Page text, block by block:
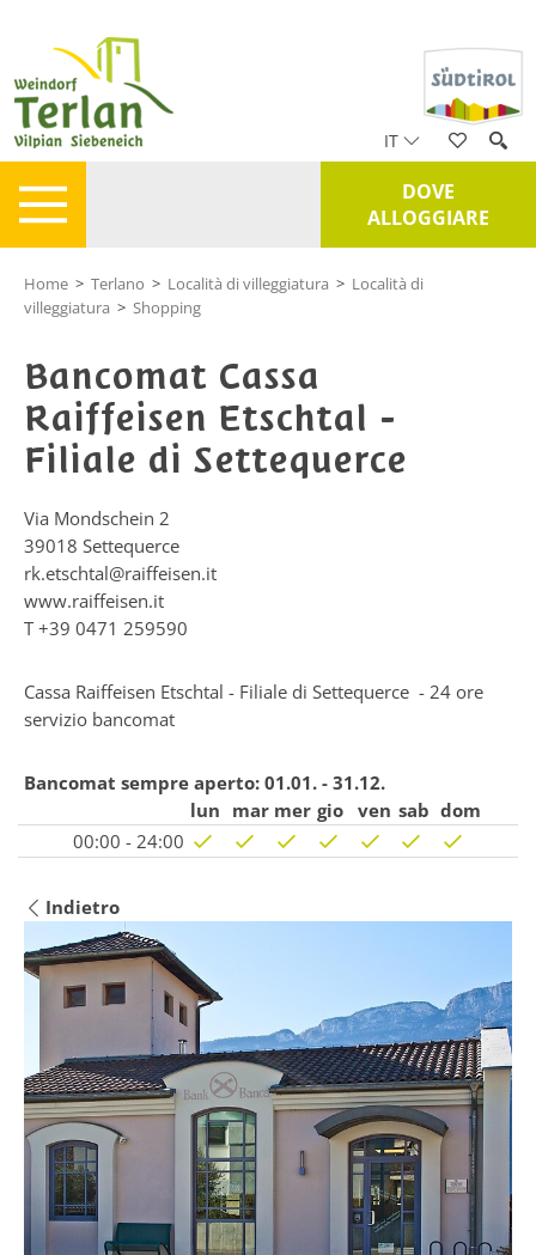
IT
DOVE
ALLOGGIARE
Home > Terlano > Località di villeggiatura > Località di
villeggiatura > Shopping
Bancomat Cassa
Raiffeisen Etschtal -
Filiale di Settequerce
Via Mondschein 2
39018 Settequerce
rk.etschtal@raiffeisen.it
www.raiffeisen.it
T +39 0471 259590
Cassa Raiffeisen Etschtal - Filiale di Settequerce - 24 ore
servizio bancomat
Bancomat sempre aperto: 01.01. - 31.12.
lun mar mer gio ven sab dom
00:00 - 24:00
Indietro